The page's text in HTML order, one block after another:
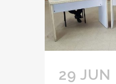
29 JUN